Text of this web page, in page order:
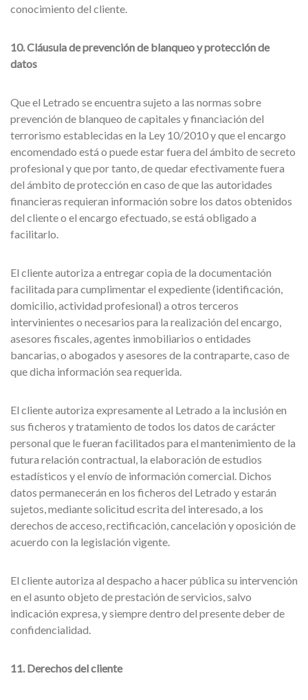
conocimiento del cliente.
10. Cláusula de prevención de blanqueo y protección de
datos
Que el Letrado se encuentra sujeto a las normas sobre
prevención de blanqueo de capitales y financiación del
terrorismo establecidas en la Ley 10/2010 y que el encargo
encomendado está o puede estar fuera del ámbito de secreto
profesional y que por tanto, de quedar efectivamente fuera
del ámbito de protección en caso de que las autoridades
financieras requieran información sobre los datos obtenidos
del cliente o el encargo efectuado, se está obligado a
facilitarlo.
El cliente autoriza a entregar copia de la documentación
facilitada para cumplimentar el expediente (identificación,
domicilio, actividad profesional) a otros terceros
intervinientes o necesarios para la realización del encargo,
asesores fiscales, agentes inmobiliarios o entidades
bancarias, o abogados y asesores de la contraparte, caso de
que dicha información sea requerida.
El cliente autoriza expresamente al Letrado a la inclusión en
sus ficheros y tratamiento de todos los datos de carácter
personal que le fueran facilitados para el mantenimiento de la
futura relación contractual, la elaboración de estudios
estadísticos y el envío de información comercial. Dichos
datos permanecerán en los ficheros del Letrado y estarán
sujetos, mediante solicitud escrita del interesado, a los
derechos de acceso, rectificación, cancelación y oposición de
acuerdo con la legislación vigente.
El cliente autoriza al despacho a hacer pública su intervención
en el asunto objeto de prestación de servicios, salvo
indicación expresa, y siempre dentro del presente deber de
confidencialidad.
11. Derechos del cliente